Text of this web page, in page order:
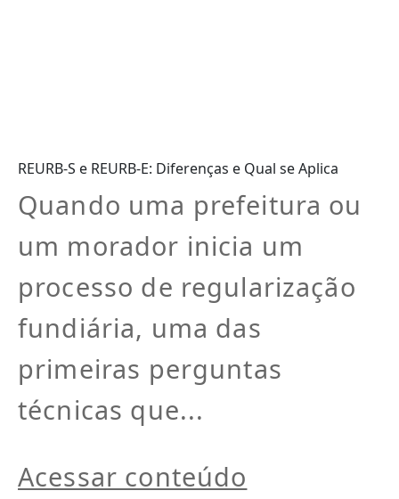
REURB-S e REURB-E: Diferenças e Qual se Aplica
Quando uma prefeitura ou
um morador inicia um
processo de regularização
fundiária, uma das
primeiras perguntas
técnicas que...
Acessar conteúdo